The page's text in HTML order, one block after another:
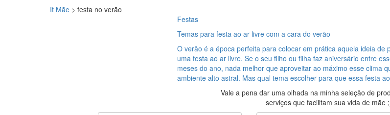
It Mãe > festa no verão
Festas
Temas para festa ao ar livre com a cara do verão
O verão é a época perfeita para colocar em prática aquela ideia de
uma festa ao ar livre. Se o seu filho ou filha faz aniversário entre
meses do ano, nada melhor que aproveitar ao máximo esse clima
ambiente alto astral. Mas qual tema escolher para que essa festa
Vale a pena dar uma olhada na minha seleção de
serviços que facilitam sua vida de mãe